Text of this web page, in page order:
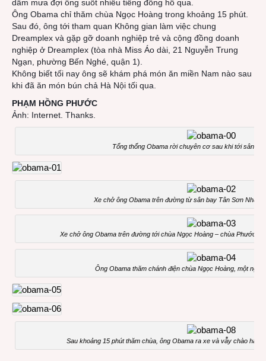
dầm mưa đợi ông suốt nhiều tiếng đồng hồ qua.
Ông Obama chỉ thăm chùa Ngọc Hoàng trong khoảng 15 phút.
Sau đó, ông tới tham quan Không gian làm việc chung
Dreamplex và gặp gỡ doanh nghiệp trẻ và cộng đồng doanh
nghiệp ở Dreamplex (tòa nhà Miss Áo dài, 21 Nguyễn Trung
Ngạn, phường Bến Nghé, quận 1).
Không biết tối nay ông sẽ khám phá món ăn miền Nam nào sau
khi đã ăn món bún chả Hà Nội tối qua.
PHẠM HỒNG PHƯỚC
Ảnh: Internet. Thanks.
Tổng thống Obama rời chuyên cơ sau khi tới sân
Xe chở ông Obama trên đường từ sân bay Tân Sơn Nhất
Xe chở ông Obama trên đường tới chùa Ngọc Hoàng – chùa Phước
Ông Obama thăm chánh điện chùa Ngọc Hoàng, một ngôi
Sau khoảng 15 phút thăm chùa, ông Obama ra xe và vẫy chào